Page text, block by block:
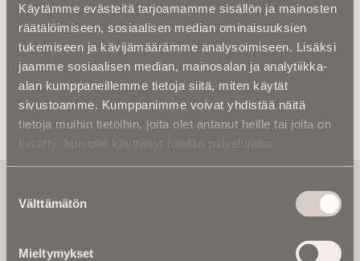
Käytämme evästeitä tarjoamamme sisällön ja mainosten
räätälöimiseen, sosiaalisen median ominaisuuksien
tukemiseen ja kävijämäärämme analysoimiseen. Lisäksi
jaamme sosiaalisen median, mainosalan ja analytiikka-
alan kumppaneillemme tietoja siitä, miten käytät
sivustoamme. Kumppanimme voivat yhdistää näitä
tietoja muihin tietoihin, joita olet antanut heille tai joita on
kerätty, kun olet käyttänyt heidän palvelujaan.
valinta
Välttämätön
Mieltymykset
Yksityisyyden suoja.
Rekisteröidy
artikkelien pariin!
kuukaudessa Ikuisuusmedian uutiskirjeen ja varmistat,